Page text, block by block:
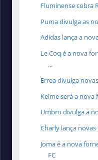
Fluminense cobra
Puma divulga as
Adidas lança a
Le Coq é a nova
...
Errea divulga
Kelme será a
Umbro divulga a
Charly lança
Joma é a nova
FC